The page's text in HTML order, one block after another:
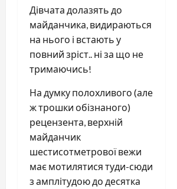
Дівчата долазять до
майданчика, видираються
на нього і встають у
повний зріст.. ні за що не
тримаючись!
На думку полохливого (але
ж трошки обізнаного)
рецензента, верхній
майданчик
шестисотметрової вежи
має мотилятися туди-сюди
з амплітудою до десятка